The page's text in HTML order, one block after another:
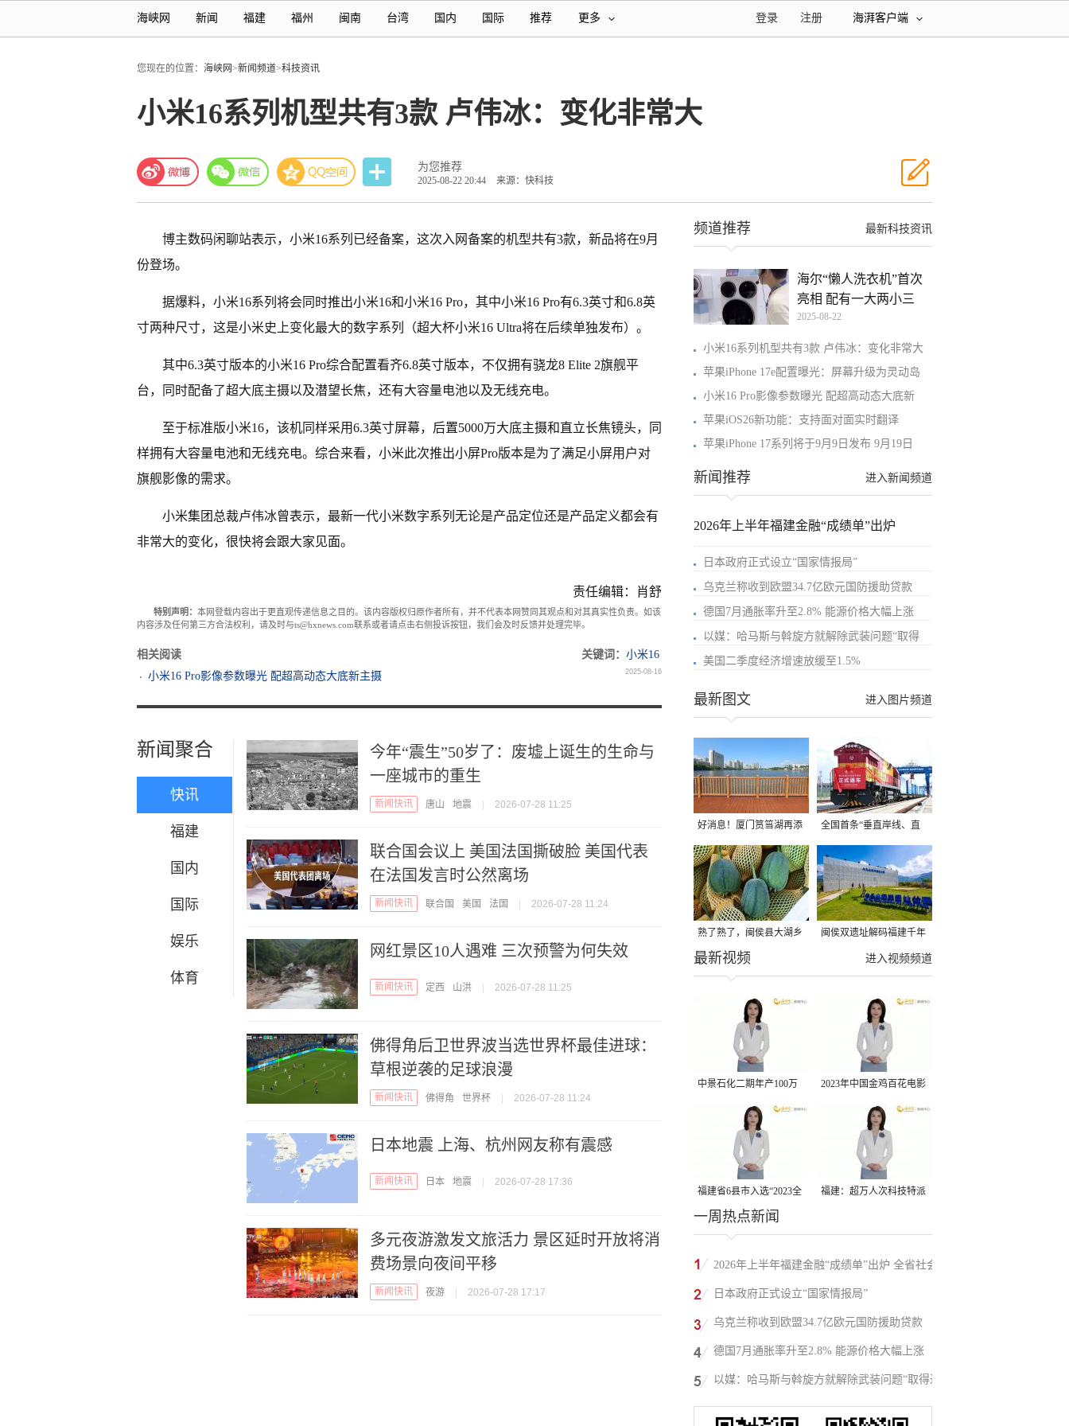
海峡网 新闻 福建 福州 闽南 台湾 国内 国际 推荐 更多 海湃客户端
注册
登录
您现在的位置： 海峡网>新闻频道>科技资讯
小米16系列机型共有3款 卢伟冰：变化非常大
为您推荐
2025-08-22 20:44 来源：快科技
博主数码闲聊站表示，小米16系列已经备案，这次入网备案的机型共有3款，新品将在9月
份登场。
据爆料，小米16系列将会同时推出小米16和小米16 Pro，其中小米16 Pro有6.3英寸和6.8英
寸两种尺寸，这是小米史上变化最大的数字系列（超大杯小米16 Ultra将在后续单独发布）。
其中6.3英寸版本的小米16 Pro综合配置看齐6.8英寸版本，不仅拥有骁龙8 Elite 2旗舰平
台，同时配备了超大底主摄以及潜望长焦，还有大容量电池以及无线充电。
至于标准版小米16，该机同样采用6.3英寸屏幕，后置5000万大底主摄和直立长焦镜头，同
样拥有大容量电池和无线充电。综合来看，小米此次推出小屏Pro版本是为了满足小屏用户对
旗舰影像的需求。
小米集团总裁卢伟冰曾表示，最新一代小米数字系列无论是产品定位还是产品定义都会有
非常大的变化，很快将会跟大家见面。
责任编辑：肖舒
特别声明： 本网登载内容出于更直观传递信息之目的。该内容版权归原作者所有，并不代表本网赞同其观点和对其真实性负责。如该
内容涉及任何第三方合法权利，请及时与ts@hxnews.com联系或者请点击右侧投诉按钮，我们会及时反馈并处理完毕。
相关阅读 关键词： 小米16
小米16 Pro影像参数曝光 配超高动态大底新主摄
2025-08-16
新闻聚合
快讯
福建
国内
国际
娱乐
体育
今年“震生”50岁了：废墟上诞生的生命与
一座城市的重生
新闻快讯 唐山 地震 2026-07-28 11:25
联合国会议上 美国法国撕破脸 美国代表
在法国发言时公然离场
新闻快讯 联合国 美国 法国 2026-07-28 11:24
网红景区10人遇难 三次预警为何失效
新闻快讯 定西 山洪 2026-07-28 11:25
佛得角后卫世界波当选世界杯最佳进球：
草根逆袭的足球浪漫
新闻快讯 佛得角 世界杯 2026-07-28 11:24
日本地震 上海、杭州网友称有震感
新闻快讯 日本 地震 2026-07-28 17:36
多元夜游激发文旅活力 景区延时开放将消
费场景向夜间平移
新闻快讯 夜游 2026-07-28 17:17
最新科技资讯
频道推荐
海尔“懒人洗衣机”首次
亮相 配有一大两小三
2025-08-22
小米16系列机型共有3款 卢伟冰：变化非常大
苹果iPhone 17e配置曝光：屏幕升级为灵动岛
小米16 Pro影像参数曝光 配超高动态大底新
苹果iOS26新功能：支持面对面实时翻译
苹果iPhone 17系列将于9月9日发布 9月19日
进入新闻频道
新闻推荐
2026年上半年福建金融“成绩单”出炉
日本政府正式设立“国家情报局”
乌克兰称收到欧盟34.7亿欧元国防援助贷款
德国7月通胀率升至2.8% 能源价格大幅上涨
以媒：哈马斯与斡旋方就解除武装问题“取得
美国二季度经济增速放缓至1.5%
进入图片频道
最新图文
好消息！厦门筼筜湖再添
一滨水健身新步道啦！
全国首条“垂直岸线、直
达码头”海铁联运专用线
投运
熟了熟了，闽侯县大湖乡
瓜果大丰收！
闽侯双遗址解码福建千年
进入视频频道
最新视频
中景石化二期年产100万
吨丙烷脱氢项目建成中交
2023年中国金鸡百花电影
节有福电影巡展31日启动
福建省6县市入选“2023全
国县域发展潜力百强县”
福建：超万人次科技特派
一周热点新闻
2026年上半年福建金融“成绩单”出炉 全省社会
融资规模增加5800.4亿元
日本政府正式设立“国家情报局”
乌克兰称收到欧盟34.7亿欧元国防援助贷款
德国7月通胀率升至2.8% 能源价格大幅上涨
以媒：哈马斯与斡旋方就解除武装问题“取得进
展”